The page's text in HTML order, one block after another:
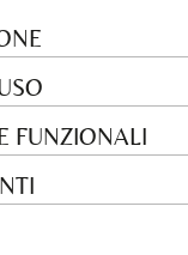
FUNZIONALI